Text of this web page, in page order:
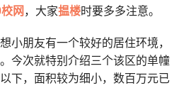
网 ，大家揾楼时要多多注意。
小朋友有一个较好的居住环境，
今次就特别介绍三个该区的单幢
下，面积较为细小，数百万元已